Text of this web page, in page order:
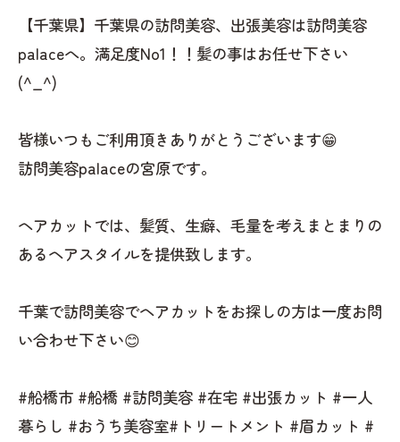
【千葉県】千葉県の訪問美容、出張美容は訪問美容
palaceへ。満足度No1！！髪の事はお任せ下さい
(^_^)
皆様いつもご利用頂きありがとうございます😁
訪問美容palaceの宮原です。
ヘアカットでは、髪質、生癖、毛量を考えまとまりの
あるヘアスタイルを提供致します。
千葉で訪問美容でヘアカットをお探しの方は一度お問
い合わせ下さい😊
#船橋市 #船橋 #訪問美容 #在宅 #出張カット #一人
暮らし #おうち美容室#トリートメント #眉カット #